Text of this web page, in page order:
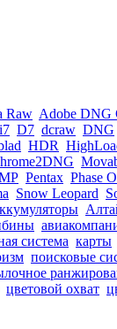
Raw Adobe DNG
D7 dcraw DNG
HDR
Pentax Phase
Snow Leopard
система карты
поисковые
цветовой охват